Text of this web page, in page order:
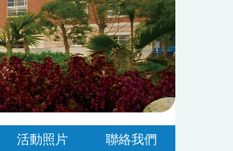
活動照片 聯絡我們